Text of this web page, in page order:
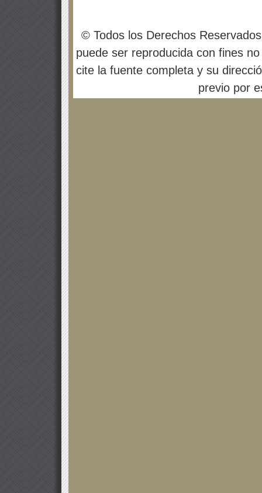
© Todos los Derechos
puede ser reproducida con fines
cite la fuente completa y su
previo por